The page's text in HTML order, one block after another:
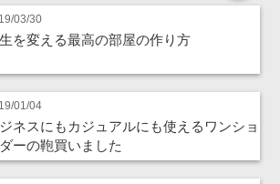
03/30
を変える最高の部屋の作り方
01/04
ネスにもカジュアルにも使えるワンショ
ーの鞄買いました